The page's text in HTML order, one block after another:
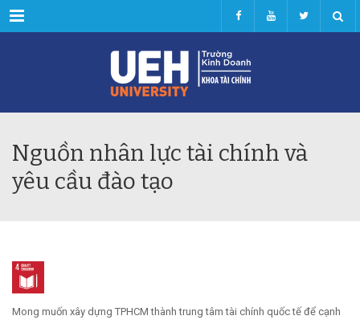
Menu
Nguồn nhân lực tài chính và
yêu cầu đào tạo
Mong muốn xây dựng TPHCM thành trung tâm tài chính quốc tế để cạnh